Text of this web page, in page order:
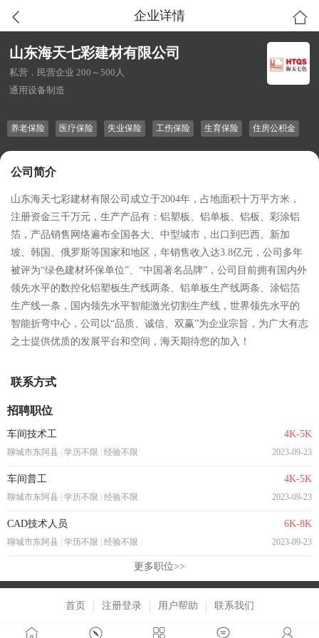
企业详情
山东海天七彩建材有限公司
私营．民营企业 200～500人
通用设备制造
养老保险 医疗保险 失业保险 工伤保险 生育保险 住房公积金
公司简介
山东海天七彩建材有限公司成立于2004年，占地面积十万平方米，
注册资金三千万元，生产产品有：铝塑板、铝单板、铝板、彩涂铝
箔，产品销售网络遍布全国各大、中型城市，出口到巴西、新加
坡、韩国、俄罗斯等国家和地区，年销售收入达3.8亿元，公司多年
被评为“绿色建材环保单位”、“中国著名品牌”，公司目前拥有国内外
领先水平的数控化铝塑板生产线两条、铝单板生产线两条、涂铝箔
生产线一条，国内领先水平智能激光切割生产线，世界领先水平的
智能折弯中心，公司以“品质、诚信、双赢”为企业宗旨，为广大有志
之士提供优质的发展平台和空间，海天期待您的加入！
联系方式
招聘职位
车间技术工 4K-5K
聊城市东阿县 学历不限 经验不限 2023-09-23
车间普工 4K-5K
聊城市东阿县 学历不限 经验不限 2023-09-23
CAD技术人员 6K-8K
聊城市东阿县 学历不限 经验不限 2023-09-23
更多职位>>
首页 注册登录 用户帮助 联系我们